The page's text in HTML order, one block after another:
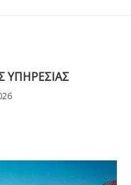
ΥΠΗΡΕΣΙΑΣ